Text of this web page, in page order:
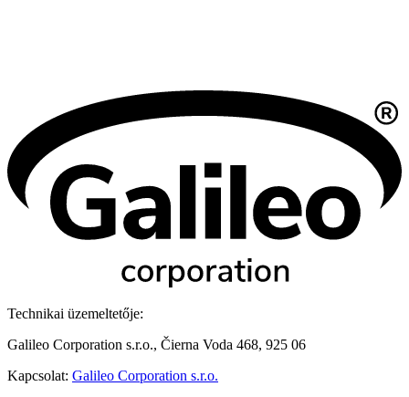
Technikai üzemeltetője:
Galileo Corporation s.r.o., Čierna Voda 468, 925 06
Kapcsolat: Galileo Corporation s.r.o.